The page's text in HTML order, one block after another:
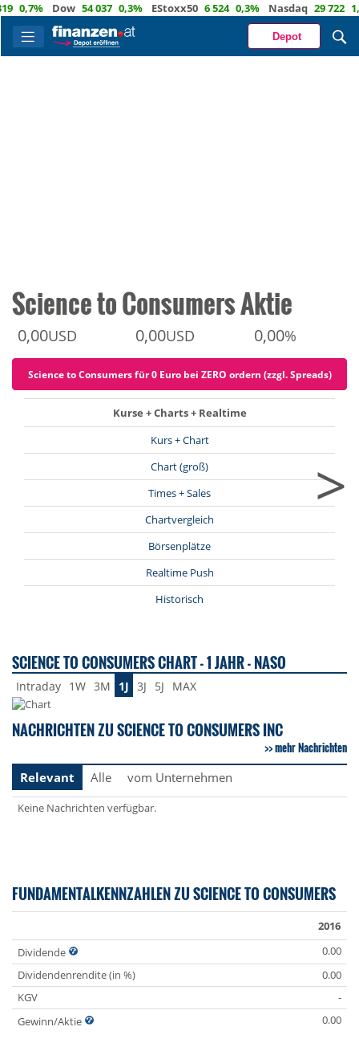
Dow 54 037 0,3% EStoxx50 6 524 0,3% Nasdaq 29 722 1,2%
Depot
Science to Consumers Aktie
0,00USD 0,00USD 0,00%
Science to Consumers für 0 Euro bei ZERO ordern (zzgl. Spreads)
Kurse + Charts + Realtime
Kurs + Chart
Chart (groß)
Times + Sales
Chartvergleich
Börsenplätze
Realtime Push
Historisch
>
SCIENCE TO CONSUMERS CHART - 1 JAHR - NASO
Intraday 1W 3M 1J 3J 5J MAX
NACHRICHTEN ZU SCIENCE TO CONSUMERS INC
mehr Nachrichten
Relevant
Alle vom Unternehmen
Keine Nachrichten verfügbar.
FUNDAMENTALKENNZAHLEN ZU SCIENCE TO CONSUMERS
2016
Dividende
0.00
Dividendenrendite (in %)
0.00
KGV
-
Gewinn/Aktie
0.00